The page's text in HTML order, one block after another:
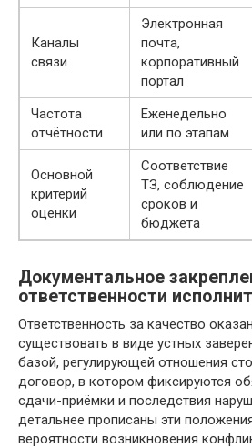
Каналы
связи
Электронная
почта,
корпоративный
портал
Частота
отчётности
Еженедельно
или по этапам
Основной
критерий
оценки
Соответствие
ТЗ, соблюдение
сроков и
бюджета
Документальное
ответственности
Ответственность за качество
существовать в виде устных
базой, регулирующей отношения
договор, в котором фиксируются
сдачи-приёмки и последствия
детальнее прописаны эти
вероятности возникновения